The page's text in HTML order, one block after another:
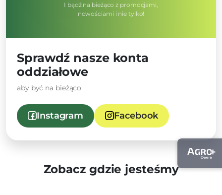
I bądź na bieżąco z promocjami,
nowościami i nie tylko!
Sprawdź nasze konta
oddziałowe
aby być na bieżąco
Instagram Facebook
Zobacz gdzie jesteśmy